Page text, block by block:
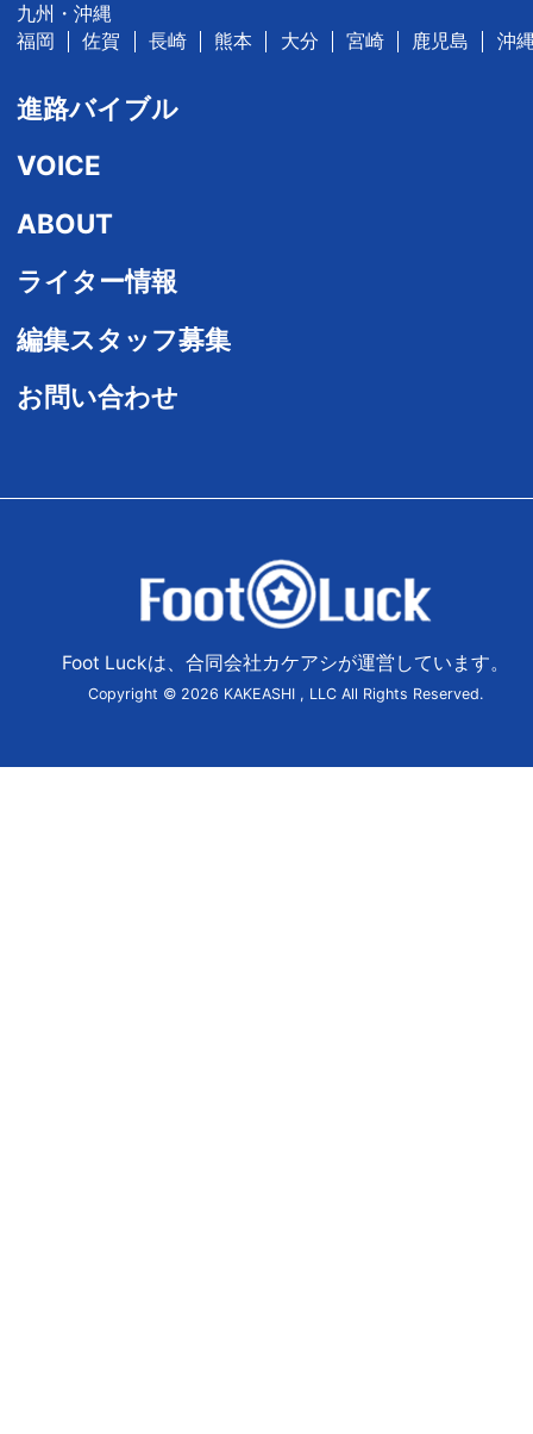
九州・沖縄
福岡
佐賀 長崎 熊本 大分 宮崎 鹿児島 沖
進路バイブル
VOICE
ABOUT
ライター情報
編集スタッフ募集
お問い合わせ
Foot Luckは、合同会社カケアシが運営しています。
Copyright © 2026 KAKEASHI , LLC All Rights Reserved.